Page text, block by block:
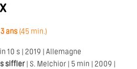
ans (45 min.)
10 s | 2019 | Allemagne
siffler| S. Melchior | 5 min | 2009 |